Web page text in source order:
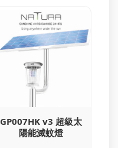
GP007HK v3 超級太
陽能滅蚊燈